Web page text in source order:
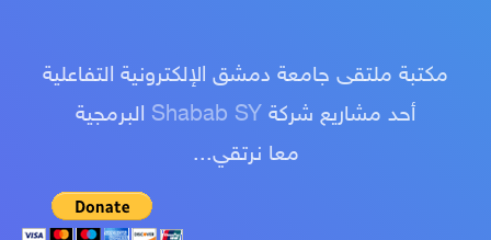
مكتبة ملتقى جامعة دمشق الإلكترونية التفاعلية
أحد مشاريع شركة Shabab SY البرمجية
معا نرتقي...